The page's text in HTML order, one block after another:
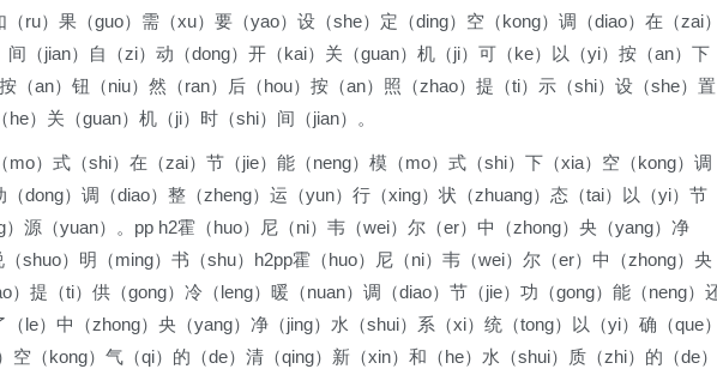
（ru）果（guo）需（xu）要（yao）设（she）定（ding）空（kong）调（diao）在（zai）
间（jian）自（zi）动（dong）开（kai）关（guan）机（ji）可（ke）以（yi）按（an）下
（an）钮（niu）然（ran）后（hou）按（an）照（zhao）提（ti）示（shi）设（she）置
he）关（guan）机（ji）时（shi）间（jian）。
mo）式（shi）在（zai）节（jie）能（neng）模（mo）式（shi）下（xia）空（kong）调
（dong）调（diao）整（zheng）运（yun）行（xing）状（zhuang）态（tai）以（yi）节
）源（yuan）。pp h2霍（huo）尼（ni）韦（wei）尔（er）中（zhong）央（yang）净
（shuo）明（ming）书（shu）h2pp霍（huo）尼（ni）韦（wei）尔（er）中（zhong）央
）提（ti）供（gong）冷（leng）暖（nuan）调（diao）节（jie）功（gong）能（neng）
（le）中（zhong）央（yang）净（jing）水（shui）系（xi）统（tong）以（yi）确（que）
空（kong）气（qi）的（de）清（qing）新（xin）和（he）水（shui）质（zhi）的（de）